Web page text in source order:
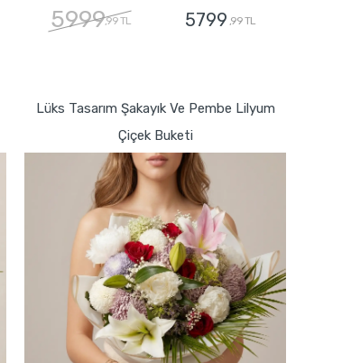
5999,99 TL 5799 ,99 TL
Lüks Tasarım Şakayık Ve Pembe Lilyum
Çiçek Buketi